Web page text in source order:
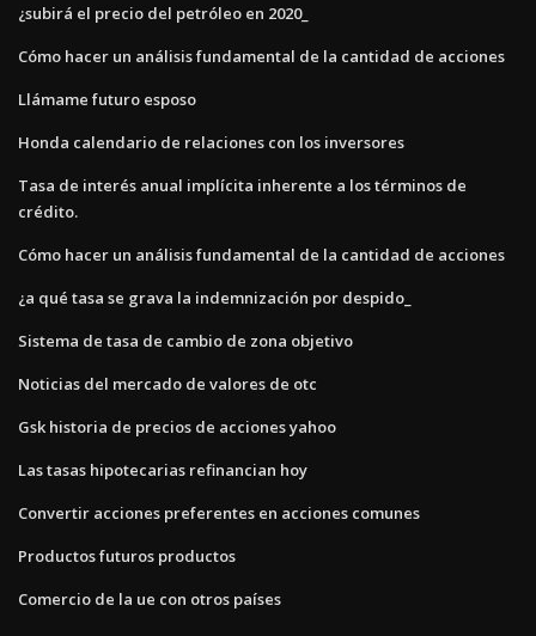
¿subirá el precio del petróleo en 2020_
Cómo hacer un análisis fundamental de la cantidad de acciones
Llámame futuro esposo
Honda calendario de relaciones con los inversores
Tasa de interés anual implícita inherente a los términos de
crédito.
Cómo hacer un análisis fundamental de la cantidad de acciones
¿a qué tasa se grava la indemnización por despido_
Sistema de tasa de cambio de zona objetivo
Noticias del mercado de valores de otc
Gsk historia de precios de acciones yahoo
Las tasas hipotecarias refinancian hoy
Convertir acciones preferentes en acciones comunes
Productos futuros productos
Comercio de la ue con otros países